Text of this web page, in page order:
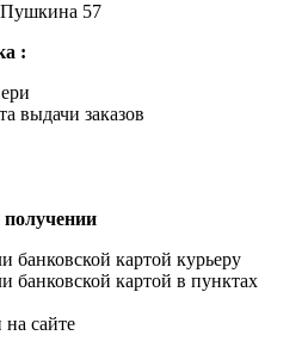
57
:
выдачи заказов
получении
картой курьеру
банковской картой в пунктах
сайте